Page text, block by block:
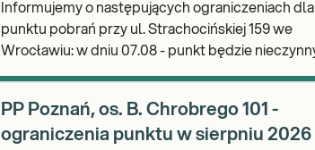
Informujemy o następujących ograniczeniach dla
punktu pobrań przy ul. Strachocińskiej 159 we
Wrocławiu: w dniu 07.08 - punkt będzie nieczynny.
PP Poznań, os. B. Chrobrego 101 -
ograniczenia punktu w sierpniu 2026